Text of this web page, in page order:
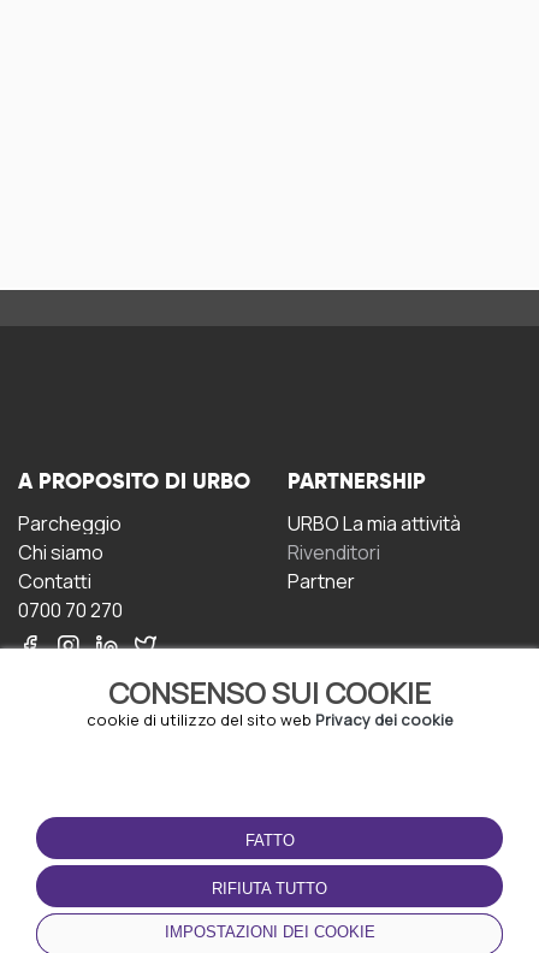
CONSENSO SUI COOKIE
cookie di utilizzo del sito web Privacy dei cookie
FATTO
RIFIUTA TUTTO
IMPOSTAZIONI DEI COOKIE
A PROPOSITO DI URBO
Parcheggio
Chi siamo
Contatti
0700 70 270
PARTNERSHIP
URBO La mia attività
Rivenditori
Partner
CONDIZIONI D'USO
Termini e Condizioni
Politica sulla riservatezza
Gestione dei Cookie
SCARICA L'APP